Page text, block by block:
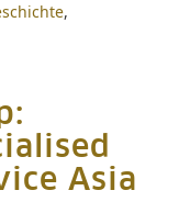
,
Asia